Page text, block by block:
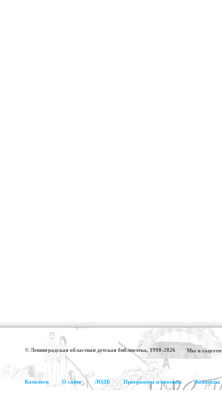
© Ленинградская областная детская библиотека, 1998-2026 Мы в
Каталоги О сайте ЛОДБ Программы и проекты Контакты